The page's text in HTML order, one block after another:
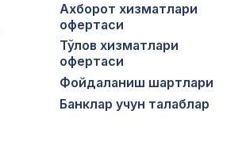
Ахборот хизматлари
офертаси
Тўлов хизматлари
офертаси
Фойдаланиш шартлари
Банклар учун талаблар